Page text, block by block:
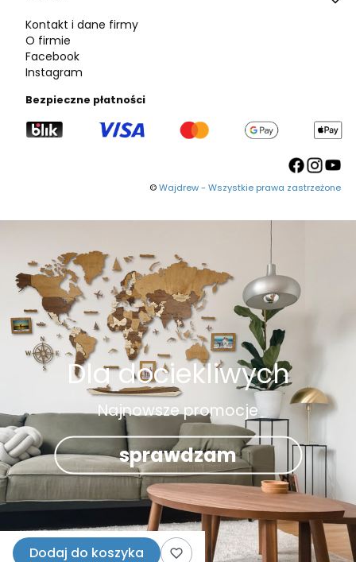
Kontakt i dane firmy
O firmie
Facebook
Instagram
Bezpieczne płatności
©Wajdrew - Wszystkie prawa zastrzeżone
Dla dociekliwych
Najnowsze promocje
sprawdzam
Dodaj do koszyka